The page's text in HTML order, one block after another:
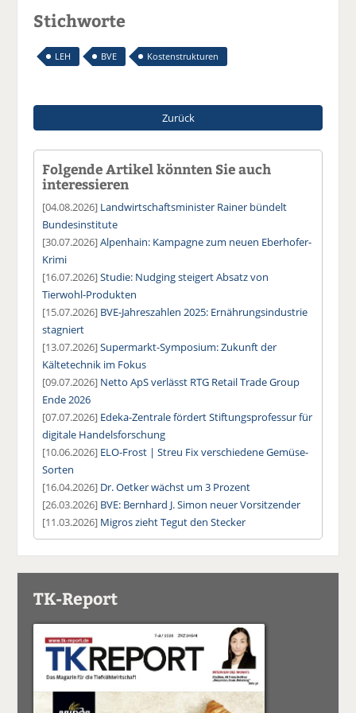
Stichworte
LEH BVE Kostenstrukturen
Zurück
Folgende Artikel könnten Sie auch
interessieren
[04.08.2026] Landwirtschaftsminister Rainer bündelt
Bundesinstitute
[30.07.2026]Alpenhain: Kampagne zum neuen Eberhofer-
Krimi
[16.07.2026]Studie: Nudging steigert Absatz von
Tierwohl-Produkten
[15.07.2026] BVE-Jahreszahlen 2025: Ernährungsindustrie
stagniert
[13.07.2026]Supermarkt-Symposium: Zukunft der
Kältetechnik im Fokus
[09.07.2026] Netto ApS verlässt RTG Retail Trade Group
Ende 2026
[07.07.2026] Edeka-Zentrale fördert Stiftungsprofessur für
digitale Handelsforschung
[10.06.2026] ELO-Frost | Streu Fix verschiedene Gemüse-
Sorten
[16.04.2026] Dr. Oetker wächst um 3 Prozent
[26.03.2026] BVE: Bernhard J. Simon neuer Vorsitzender
[11.03.2026] Migros zieht Tegut den Stecker
TK-Report